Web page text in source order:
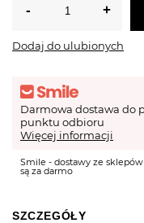
Dodaj do ulubionych
Darmowa dostawa do
punktu odbioru
Więcej informacji
Smile - dostawy ze
są za darmo
SZCZEGÓŁY